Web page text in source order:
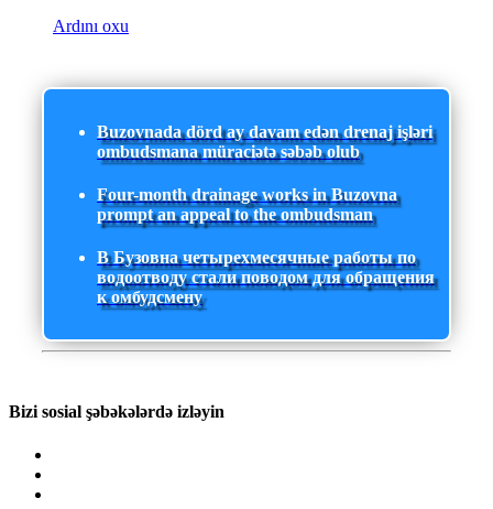
Ardını oxu
Buzovnada dörd ay davam edən drenaj işləri
ombudsmana müraciətə səbəb olub
Four-month drainage works in Buzovna
prompt an appeal to the ombudsman
В Бузовна четырехмесячные работы по
водоотводу стали поводом для обращения
к омбудсмену
Bizi sosial şəbəkələrdə izləyin